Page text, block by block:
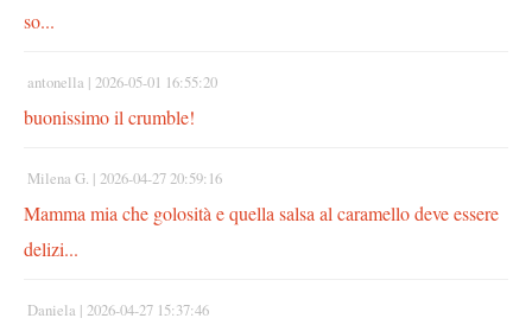
so...
antonella | 2026-05-01 16:55:20
buonissimo il crumble!
Milena G. | 2026-04-27 20:59:16
Mamma mia che golosità e quella salsa al caramello deve essere
delizi...
Daniela | 2026-04-27 15:37:46